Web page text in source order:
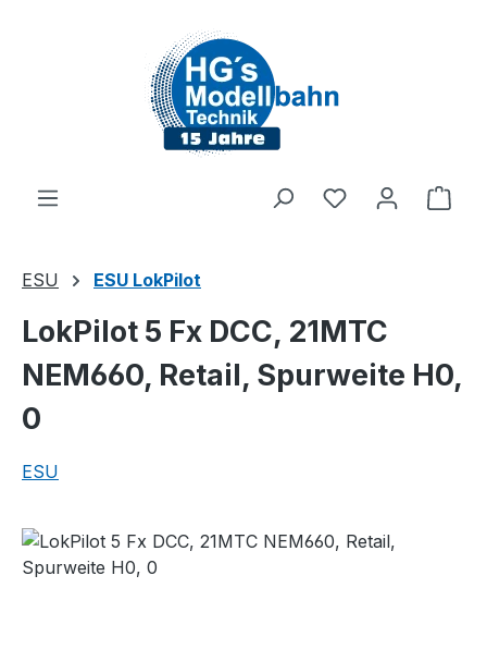
Zum Hauptinhalt springen
Du hast 0
ESU ESU LokPilot
LokPilot 5 Fx DCC, 21MTC
NEM660, Retail, Spurweite H0,
0
ESU
Bildergalerie überspringen